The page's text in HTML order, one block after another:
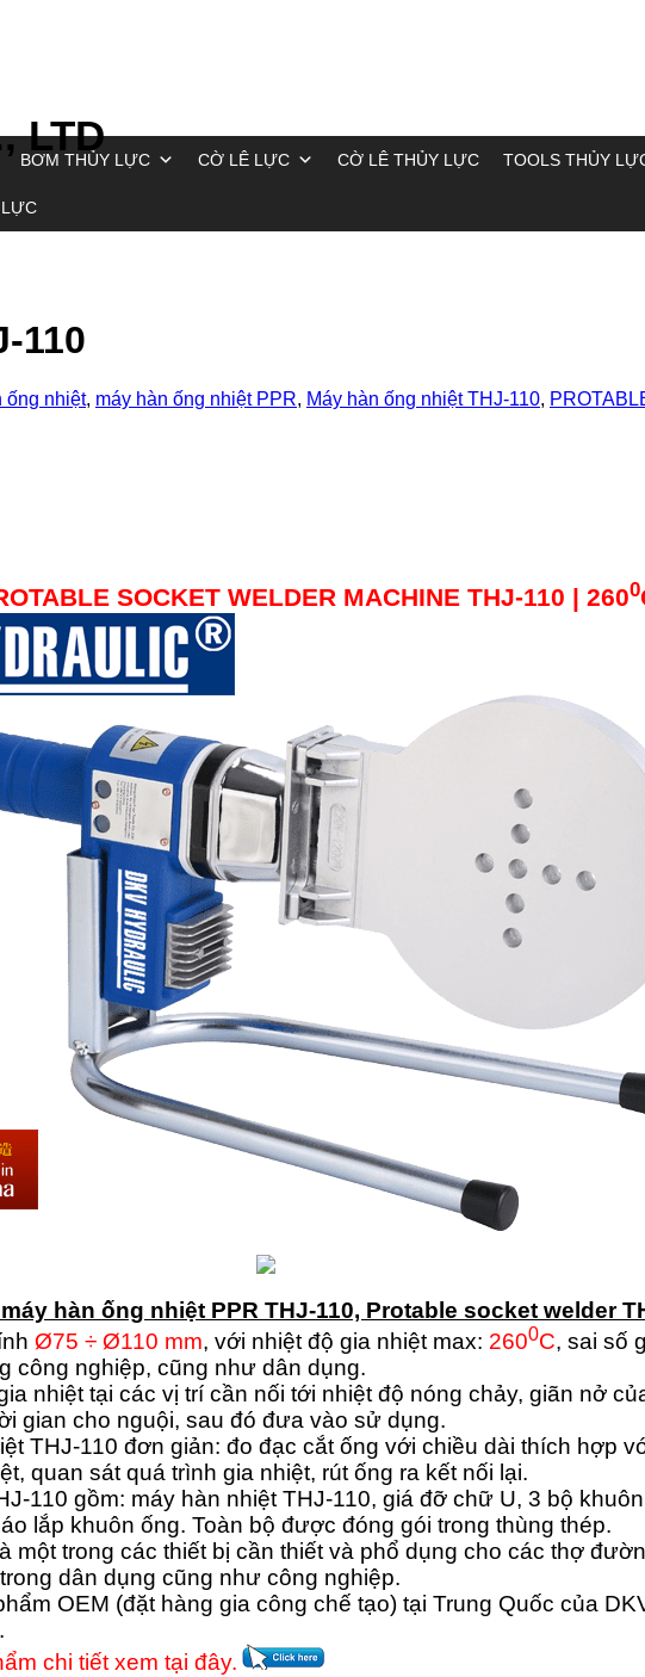
LTD
BƠM THỦY LỰC CỜ LÊ LỰC CỜ LÊ THỦY LỰC TOOLS THỦY
110
ống nhiệt, máy hàn ống nhiệt PPR, Máy hàn ống nhiệt THJ-110,
SOCKET WELDER MACHINE THJ-110 | 2600
hàn ống nhiệt PPR THJ-110, Protable socket welder
Ø75 ÷ Ø110 mm, với nhiệt độ gia nhiệt max: 2600C, sai số
công nghiệp, cũng như dân dụng.
nhiệt tại các vị trí cần nối tới nhiệt độ nóng chảy, giãn nở
gian cho nguội, sau đó đưa vào sử dụng.
THJ-110 đơn giản: đo đạc cắt ống với chiều dài thích hợp
quan sát quá trình gia nhiệt, rút ống ra kết nối lại.
110 gồm: máy hàn nhiệt THJ-110, giá đỡ chữ U, 3 bộ
lắp khuôn ống. Toàn bộ được đóng gói trong thùng thép.
một trong các thiết bị cần thiết và phổ dụng cho các thợ
dân dụng cũng như công nghiệp.
OEM (đặt hàng gia công chế tạo) tại Trung Quốc của
chi tiết xem tại đây.